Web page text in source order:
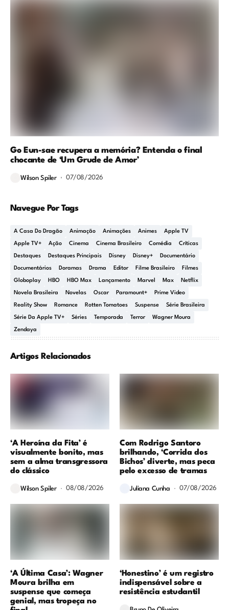
Go Eun-sae recupera a memória? Entenda o final
chocante de ‘Um Grude de Amor’
Wilson Spiler 07/08/2026
Navegue Por Tags
A Casa Do Dragão Animação Animações Animes Apple TV
Apple TV+ Ação Cinema Cinema Brasileiro Comédia Críticas
Destaques Destaques Principais Disney Disney+ Documentário
Documentários Doramas Drama Editor Filme Brasileiro Filmes
Globoplay HBO HBO Max Lançamento Marvel Max Netflix
Novela Brasileira Novelas Oscar Paramount+ Prime Video
Reality Show Romance Rotten Tomatoes Suspense Série Brasileira
Série Da Apple TV+ Séries Temporada Terror Wagner Moura
Zendaya
Artigos Relacionados
‘A Heroína da Fita’ é
visualmente bonito, mas
sem a alma transgressora
do clássico
Wilson Spiler 08/08/2026
Com Rodrigo Santoro
brilhando, ‘Corrida dos
Bichos’ diverte, mas peca
pelo excesso de tramas
Juliana Cunha 07/08/2026
‘A Última Casa’: Wagner
Moura brilha em
suspense que começa
genial, mas tropeça no
‘Honestino’ é um registro
indispensável sobre a
resistência estudantil